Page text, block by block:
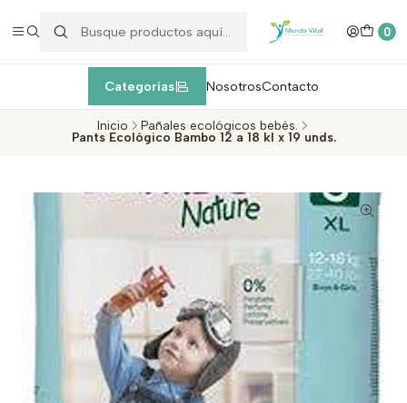
0
Categorías NosotrosContacto
Enviamos EXPRESS máximo 1 día de entrega después de la
compradentro de la Región Metropolitana, Valparaíso y Viña del Mar
Inicio
Pañales ecológicos bebés.
Pants Ecológico Bambo 12 a 18 kl x 19 unds.